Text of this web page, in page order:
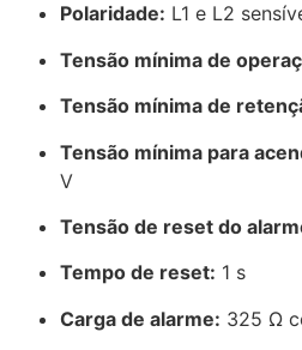
Polaridade: L1 e L2
Tensão mínima de
Tensão mínima de
Tensão mínima para
V
Tensão de reset do
Tempo de reset: 1 s
Carga de alarme: 325 Ω